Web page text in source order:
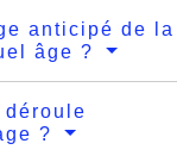
anticipé de la
âge ?
déroule
?